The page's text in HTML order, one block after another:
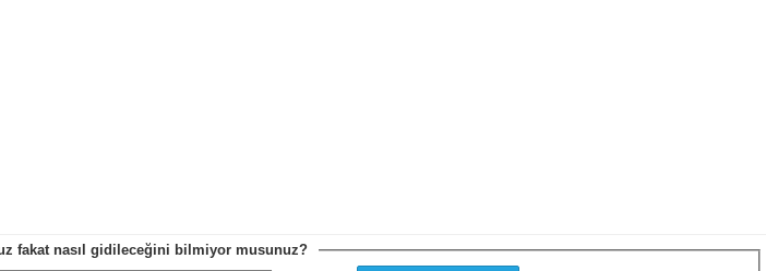
fakat nasıl gidileceğini bilmiyor musunuz?